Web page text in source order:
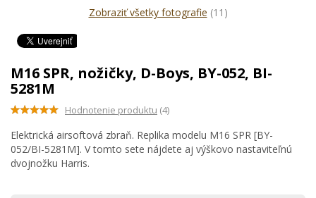
Zobraziť všetky fotografie (11)
M16 SPR, nožičky, D-Boys, BY-052, BI-
5281M
Hodnotenie produktu (4)
Elektrická airsoftová zbraň. Replika modelu M16 SPR [BY-
052/BI-5281M]. V tomto sete nájdete aj výškovo nastaviteľnú
dvojnožku Harris.